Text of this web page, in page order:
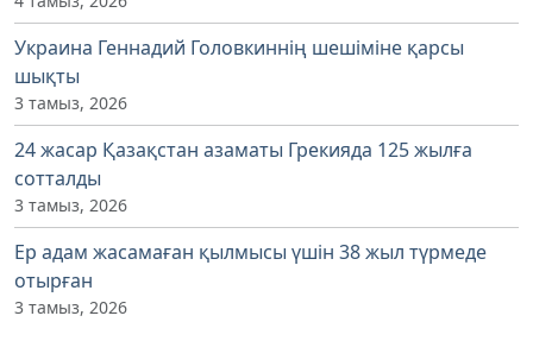
Украина Геннадий Головкиннің шешіміне қарсы
шықты
3 тамыз, 2026
24 жасар Қазақстан азаматы Грекияда 125 жылға
сотталды
3 тамыз, 2026
Ер адам жасамаған қылмысы үшін 38 жыл түрмеде
отырған
3 тамыз, 2026